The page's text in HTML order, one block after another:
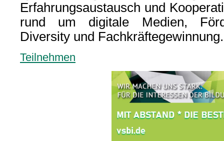
Erfahrungsaustausch und
rund um digitale Medien,
Diversity und Fachkräftegewinnung.
Teilnehmen